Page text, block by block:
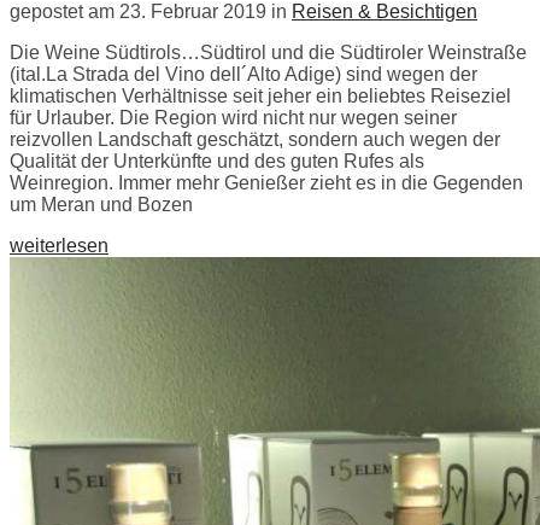
gepostet am 23. Februar 2019 in Reisen & Besichtigen
Die Weine Südtirols…Südtirol und die Südtiroler Weinstraße
(ital.La Strada del Vino dell´Alto Adige) sind wegen der
klimatischen Verhältnisse seit jeher ein beliebtes Reiseziel
für Urlauber. Die Region wird nicht nur wegen seiner
reizvollen Landschaft geschätzt, sondern auch wegen der
Qualität der Unterkünfte und des guten Rufes als
Weinregion. Immer mehr Genießer zieht es in die Gegenden
um Meran und Bozen
weiterlesen